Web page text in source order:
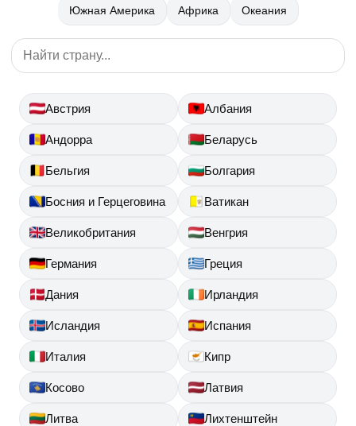
Южная Америка Африка Океания
Австрия Албания
Андорра Беларусь
Бельгия Болгария
Босния и Герцеговина Ватикан
Великобритания Венгрия
Германия Греция
Дания Ирландия
Исландия Испания
Италия Кипр
Косово Латвия
Литва Лихтенштейн